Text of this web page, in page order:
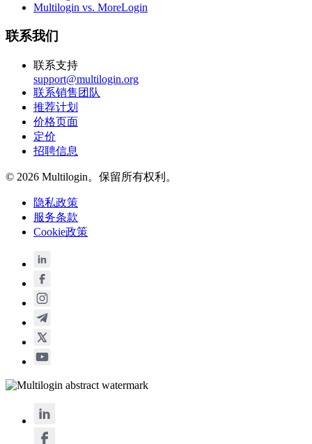
Multilogin vs. MoreLogin
联系我们
联系支持
support@multilogin.org
联系销售团队
推荐计划
价格页面
定价
招聘信息
© 2026 Multilogin。保留所有权利。
隐私政策
服务条款
Cookie政策